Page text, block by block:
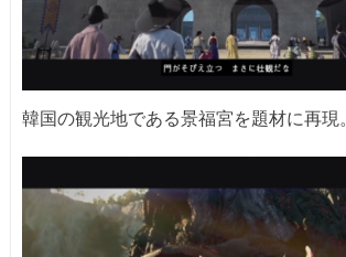
韓国の観光地である景福宮を題材に再現。